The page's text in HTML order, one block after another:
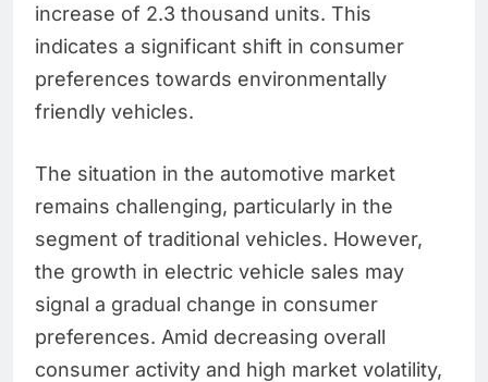
increase of 2.3 thousand units. This
indicates a significant shift in consumer
preferences towards environmentally
friendly vehicles.
The situation in the automotive market
remains challenging, particularly in the
segment of traditional vehicles. However,
the growth in electric vehicle sales may
signal a gradual change in consumer
preferences. Amid decreasing overall
consumer activity and high market volatility,